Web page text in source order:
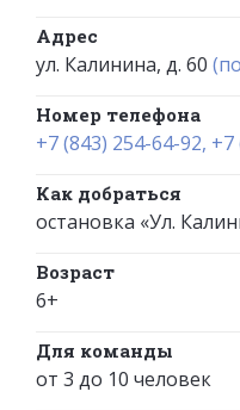
Адрес
ул. Калинина, д. 60
Номер телефона
+7 (843) 254-64-92,
Как добраться
остановка «Ул.
Возраст
6+
Для команды
от 3 до 10 человек